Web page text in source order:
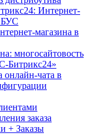
Интернет-
БУС
магазина в
многосайтовость
Битрикс24»
онлайн-чата в
заказа
+ Заказы